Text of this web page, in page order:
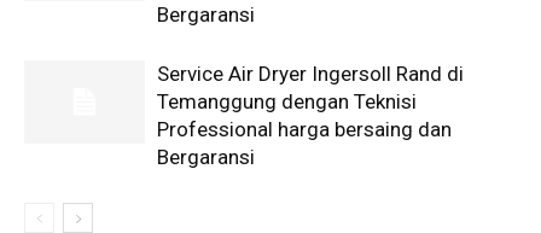
Bergaransi
Service Air Dryer Ingersoll Rand di
Temanggung dengan Teknisi
Professional harga bersaing dan
Bergaransi